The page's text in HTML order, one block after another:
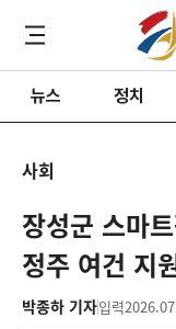
뉴스 정치
사회
장성군 스마
정주 여건 지
박종하 기자입력